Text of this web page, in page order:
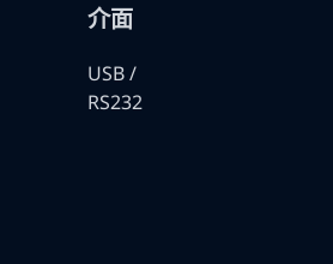
介面
USB /
RS232